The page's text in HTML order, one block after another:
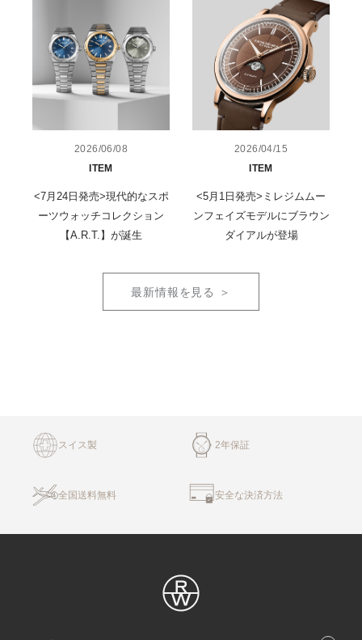
2026/06/08
ITEM
<7月24日発売>現代的なスポ
ーツウォッチコレクション
【A.R.T.】が誕生
2026/04/15
ITEM
<5月1日発売>ミレジムムー
ンフェイズモデルにブラウン
ダイアルが登場
最新情報を見る ＞
スイス製 2年保証
全国送料無料 安全な決済方法